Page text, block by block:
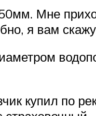
Мне
я вам
купил по